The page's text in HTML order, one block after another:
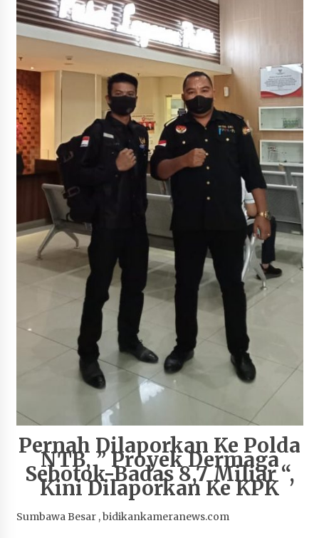
Penurunan Stunting di Sumbawa
1 bulan ago
Wabup Ansori Apresiasi Rekomendasi dan
Pandangan Fraksi – Fraksi DPRD Sumbawa
1 bulan ago
Bupati Sumbawa Lepas 487 Atlet dari Berbagai
Cabor yang Akan Berjuang pada PORPROV XII
NTB 2026
1 bulan ago
BAZNAS Kabupaten Sumbawa Salurkan Bantuan
Program 100 Mustahik Per Desa di Desa Teluk
Santong
1 bulan ago
Dosen UTS Siap Kembangkan Inovasi Lewat
Pelatihan PDPP 2026 Bali
1 bulan ago
Terapkan “Polantas Menyapa”, Satlantas Polres
Sumbawa Berupaya Wujudkan Pelayanan
Kepolisian yang Profesional
1 bulan ago
Capaian Program Pemerintah Kabupaten
Sumbawa Terus Dirasakan Masyarakat
1 bulan ago
Pernah Dilaporkan Ke Polda
NTB, ” Proyek Dermaga
Sebotok-Badas 8,7 Miliar “,
Kini Dilaporkan Ke KPK
Sumbawa Besar , bidikankameranews.com